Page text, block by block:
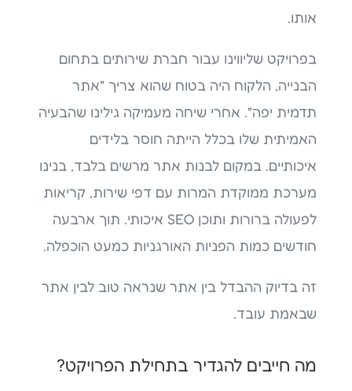
אותו.
בפרויקט שליווינו עבור חברת שירותים בתחום
הבנייה, הלקוח היה בטוח שהוא צריך "אתר
תדמית יפה". אחרי שיחה מעמיקה גילינו שהבעיה
האמיתית שלו בכלל הייתה חוסר בלידים
איכותיים. במקום לבנות אתר מרשים בלבד, בנינו
מערכת ממוקדת המרות עם דפי שירות, קריאות
לפעולה ברורות ותוכן SEO איכותי. תוך ארבעה
חודשים כמות הפניות האורגניות כמעט הוכפלה.
זה בדיוק ההבדל בין אתר שנראה טוב לבין אתר
שבאמת עובד.
מה חייבים להגדיר בתחילת הפרויקט?